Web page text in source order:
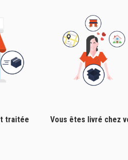
traitée Vous êtes livré chez